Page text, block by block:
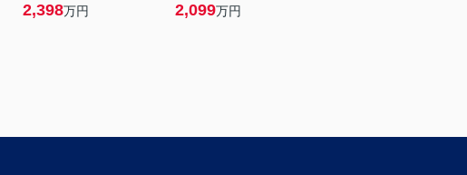
2,398万円 2,099万円